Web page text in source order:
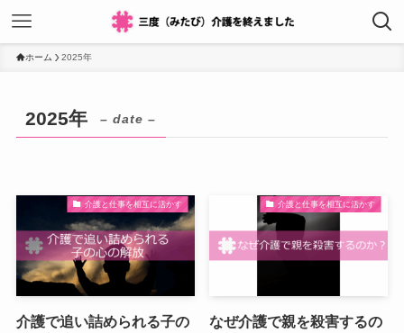
ホーム 2025年
2025年 – date –
介護と仕事を相互に活かす
介護で追い詰められる子の
介護と仕事を相互に活かす
なぜ介護で親を殺害するの